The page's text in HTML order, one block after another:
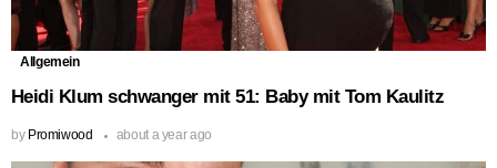
Allgemein
Heidi Klum schwanger mit 51: Baby mit Tom Kaulitz
by Promiwood about a year ago